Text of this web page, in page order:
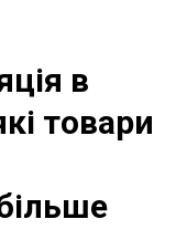
в
товари